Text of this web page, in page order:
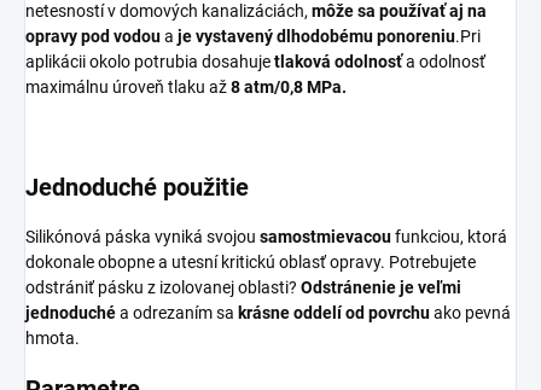
netesností v domových kanalizáciách, môže sa používať aj na
opravy pod vodoua je vystavený dlhodobému ponoreniu.Pri
aplikácii okolo potrubia dosahujetlaková odolnosťa odolnosť
maximálnu úroveň tlaku až8 atm/0,8 MPa.
Jednoduché použitie
Silikónová páska vyniká svojou samostmievacoufunkciou, ktorá
dokonale obopne a utesní kritickú oblasť opravy. Potrebujete
odstrániť pásku z izolovanej oblasti? Odstránenie je veľmi
jednoduchéa odrezaním sa krásne oddelí od povrchuako pevná
hmota.